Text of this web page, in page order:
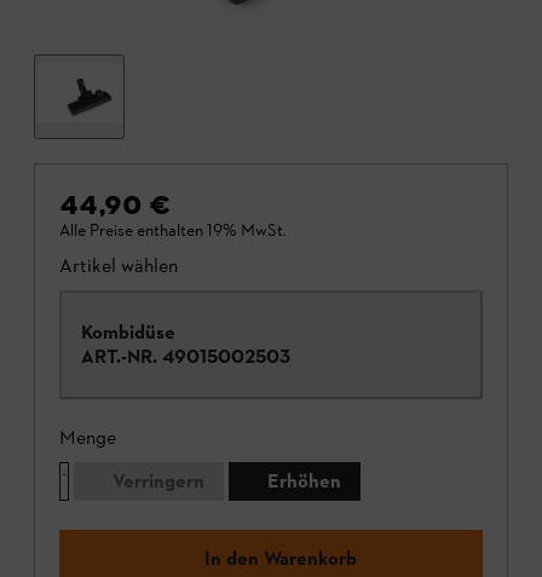
44,90 €
Alle Preise enthalten 19% MwSt.
Artikel wählen
Kombidüse
ART.-NR. 49015002503
Menge
Verringern
Erhöhen
In den Warenkorb